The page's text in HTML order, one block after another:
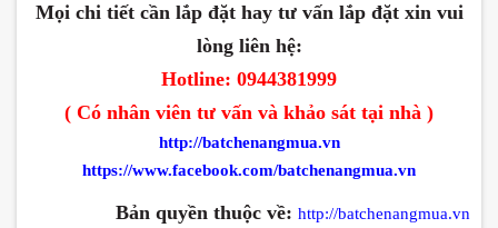
Mọi chi tiết cần lắp đặt hay tư vấn lắp đặt xin vui
lòng liên hệ:
Hotline: 0944381999
( Có nhân viên tư vấn và khảo sát tại nhà )
http://batchenangmua.vn
https://www.facebook.com/batchenangmua.vn
Bản quyền thuộc về: http://batchenangmua.vn